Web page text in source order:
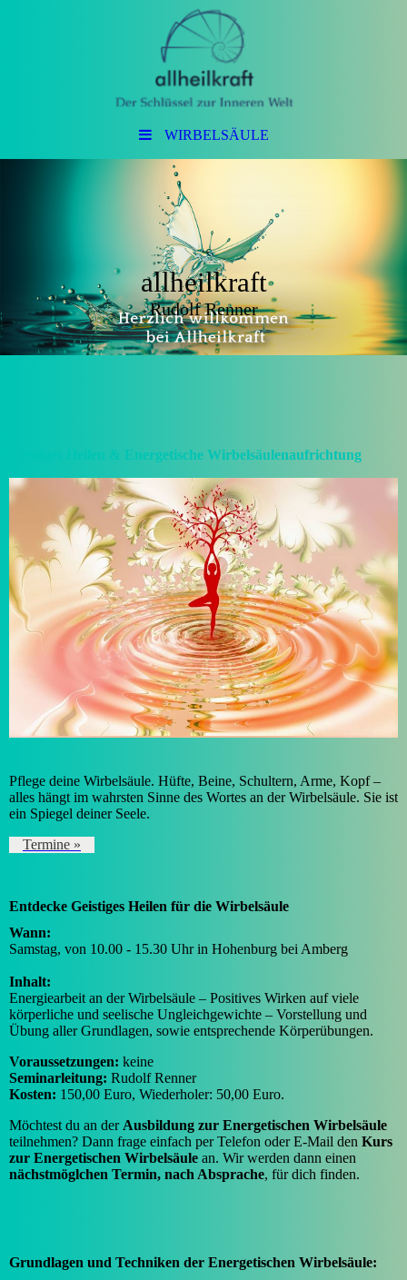
WIRBELSÄULE
allheilkraft
Rudolf Renner
Geistiges Heilen & Energetische Wirbelsäulenaufrichtung
Pflege deine Wirbelsäule. Hüfte, Beine, Schultern, Arme, Kopf –
alles hängt im wahrsten Sinne des Wortes an der Wirbelsäule. Sie ist
ein Spiegel deiner Seele.
Termine »
Entdecke Geistiges Heilen für die Wirbelsäule
Wann:
Samstag, von 10.00 - 15.30 Uhr in Hohenburg bei Amberg
Inhalt:
Energiearbeit an der Wirbelsäule – Positives Wirken auf viele
körperliche und seelische Ungleichgewichte – Vorstellung und
Übung aller Grundlagen, sowie entsprechende Körperübungen.
Voraussetzungen: keine
Seminarleitung: Rudolf Renner
Kosten: 150,00 Euro, Wiederholer: 50,00 Euro.
Möchtest du an der Ausbildung zur Energetischen Wirbelsäule
teilnehmen? Dann frage einfach per Telefon oder E-Mail den Kurs
zur Energetischen Wirbelsäule an. Wir werden dann einen
nächstmöglchen Termin, nach Absprache, für dich finden.
Grundlagen und Techniken der Energetischen Wirbelsäule: